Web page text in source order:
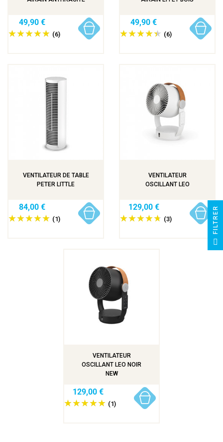
(6)
49,90 €
(6)
49,90 €
VENTILATEUR DE TABLE
PETER LITTLE
(1)
84,00 €
VENTILATEUR
OSCILLANT LEO
(3)
129,00 €
VENTILATEUR
OSCILLANT LEO NOIR
NEW
(1)
129,00 €
R